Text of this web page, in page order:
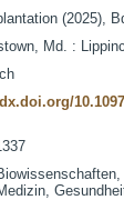
(2025),
Md. :